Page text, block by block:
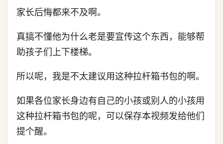
家长后悔都来不及啊。
真搞不懂他为什么老是要宣传这个东西，能够帮
助孩子们上下楼梯。
所以呢，我是不太建议用这种拉杆箱书包的啊。
如果各位家长身边有自己的小孩或别人的小孩用
这种拉杆箱书包的呢，可以保存本视频发给他们
提个醒。